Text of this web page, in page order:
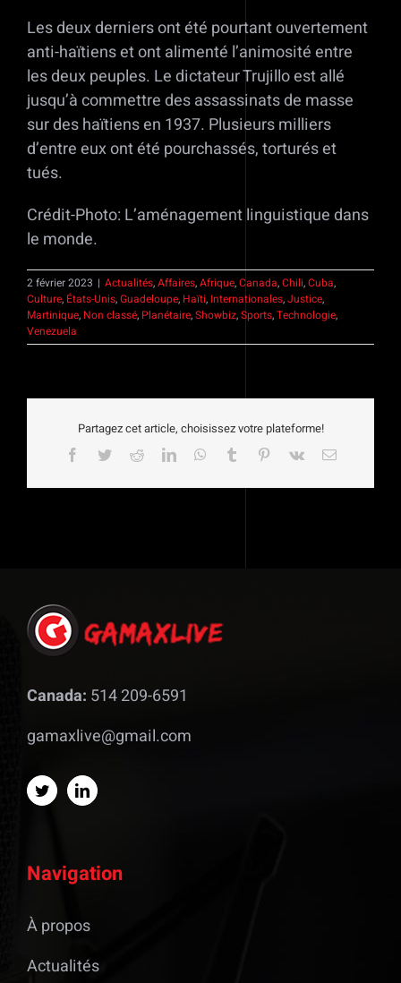
Les deux derniers ont été pourtant ouvertement
anti-haïtiens et ont alimenté l’animosité entre
les deux peuples. Le dictateur Trujillo est allé
jusqu’à commettre des assassinats de masse
sur des haïtiens en 1937. Plusieurs milliers
d’entre eux ont été pourchassés, torturés et
tués.
Crédit-Photo: L’aménagement linguistique dans
le monde.
2 février 2023 | Actualités,Affaires,Afrique,Canada,Chili,Cuba,
Culture, États-Unis,Guadeloupe, Haïti, Internationales,Justice,
Martinique, Non classé, Planétaire,Showbiz,Sports,Technologie,
Venezuela
Partagez cet article, choisissez votre plateforme!
Facebook
TwitterRedditLinkedInWhatsApp
Tumblr Pinterest
Vk Email
Canada: 514 209-6591
gamaxlive@gmail.com
Navigation
À propos
Actualités